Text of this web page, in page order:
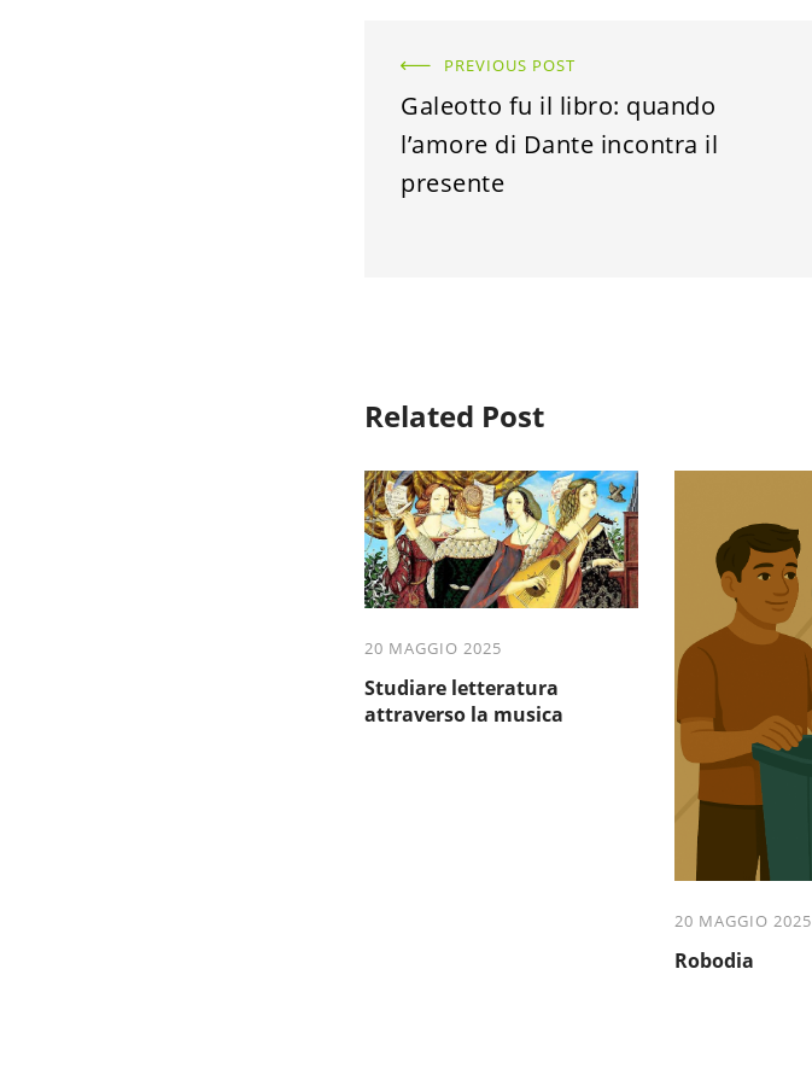
PREVIOUS POST
Galeotto fu il libro: quando
l’amore di Dante incontra il
presente
Related Post
20 MAGGIO 2025
Studiare letteratura
attraverso la musica
20 MAGGIO 2025
Robodia